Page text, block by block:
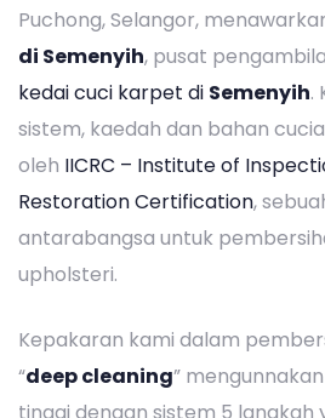
Puchong, Selangor,
di Semenyih, pusat
kedai cuci karpet di Semenyih.
sistem, kaedah dan bahan
oleh IICRC – Institute of
Restoration Certification,
antarabangsa untuk
upholsteri.
Kepakaran kami dalam
“deep cleaning”